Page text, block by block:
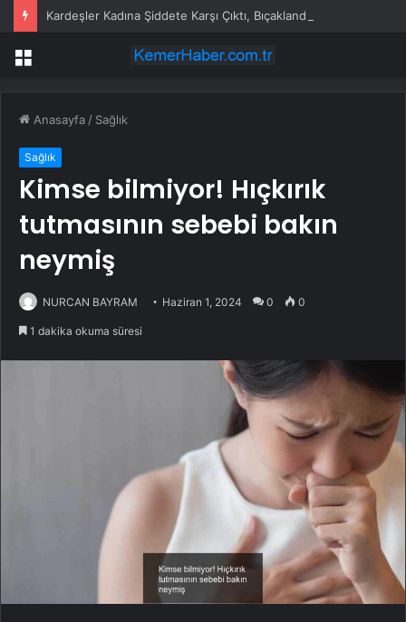
Kardeşler Kadına Şiddete Karşı Çıktı, Bıçaklandı
Menü
Anasayfa / Sağlık
Sağlık
Kimse bilmiyor! Hıçkırık
tutmasının sebebi bakın
neymiş
NURCAN BAYRAM Haziran 1, 2024 0 0
1 dakika okuma süresi